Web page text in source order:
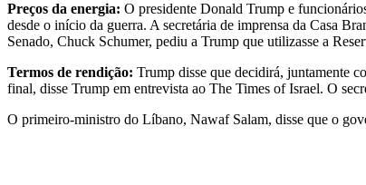
Preços da energia: O presidente Donald Trump e
desde o início da guerra. A secretária de imprensa da Casa
Senado, Chuck Schumer, pediu a Trump que utilizasse a
Termos de rendição: Trump disse que decidirá, juntamente
final, disse Trump em entrevista ao The Times of Israel. O
O primeiro-ministro do Líbano, Nawaf Salam, disse que o